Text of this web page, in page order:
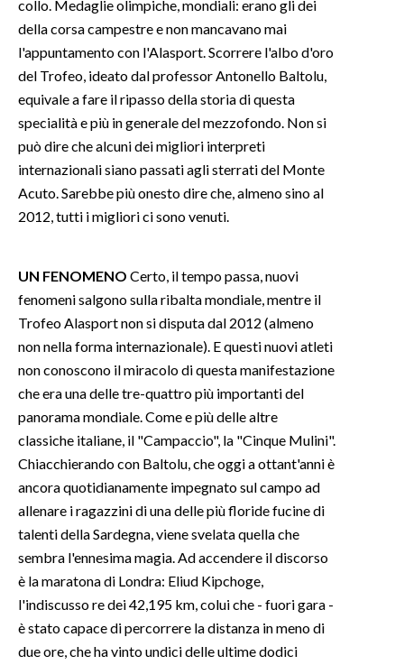
TENNIS
ALTRI SPORT
CULTURA
SPETTACOLI
GOSSIP
SALUTE
SARDI NEL MONDO
NOTIZIE
EVENTI
#CARAUNIONE
3 MINUTI CON
INSULARITÀ
ABBONATI
ANNUNCI
NECROLOGI
PUBBLICITÀ
collo. Medaglie olimpiche, mondiali: erano gli dei
della corsa campestre e non mancavano mai
l'appuntamento con l'Alasport. Scorrere l'albo d'oro
del Trofeo, ideato dal professor Antonello Baltolu,
equivale a fare il ripasso della storia di questa
specialità e più in generale del mezzofondo. Non si
può dire che alcuni dei migliori interpreti
internazionali siano passati agli sterrati del Monte
Acuto. Sarebbe più onesto dire che, almeno sino al
2012, tutti i migliori ci sono venuti.
UN FENOMENO Certo, il tempo passa, nuovi
fenomeni salgono sulla ribalta mondiale, mentre il
Trofeo Alasport non si disputa dal 2012 (almeno
non nella forma internazionale). E questi nuovi atleti
non conoscono il miracolo di questa manifestazione
che era una delle tre-quattro più importanti del
panorama mondiale. Come e più delle altre
classiche italiane, il "Campaccio", la "Cinque Mulini".
Chiacchierando con Baltolu, che oggi a ottant'anni è
ancora quotidianamente impegnato sul campo ad
allenare i ragazzini di una delle più floride fucine di
talenti della Sardegna, viene svelata quella che
sembra l'ennesima magia. Ad accendere il discorso
è la maratona di Londra: Eliud Kipchoge,
l'indiscusso re dei 42,195 km, colui che - fuori gara -
è stato capace di percorrere la distanza in meno di
due ore, che ha vinto undici delle ultime dodici